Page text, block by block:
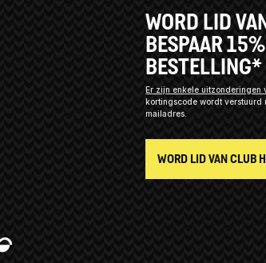
WORD LID
BESPAAR
BESTELLING*
Er zijn enkele uitzonderingen
kortingscode wordt verstuurd
mailadres.
WORD LID VAN CLUB